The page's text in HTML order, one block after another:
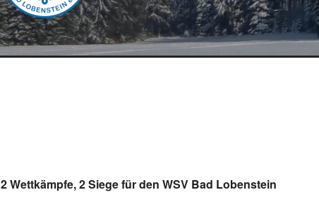
2 Wettkämpfe, 2 Siege für den WSV Bad Lobenstein